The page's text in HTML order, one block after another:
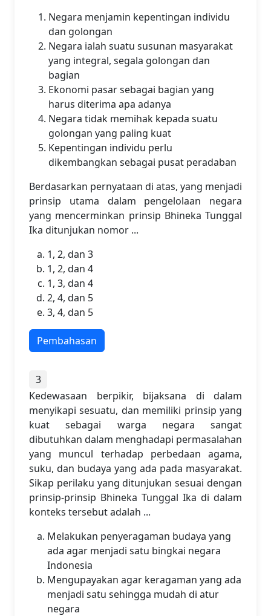
Negara menjamin kepentingan individu
dan golongan
Negara ialah suatu susunan masyarakat
yang integral, segala golongan dan
bagian
Ekonomi pasar sebagai bagian yang
harus diterima apa adanya
Negara tidak memihak kepada suatu
golongan yang paling kuat
Kepentingan individu perlu
dikembangkan sebagai pusat peradaban
Berdasarkan pernyataan di atas, yang menjadi
prinsip utama dalam pengelolaan negara
yang mencerminkan prinsip Bhineka Tunggal
Ika ditunjukan nomor ...
1, 2, dan 3
1, 2, dan 4
1, 3, dan 4
2, 4, dan 5
3, 4, dan 5
Pembahasan
3
Kedewasaan berpikir, bijaksana di dalam
menyikapi sesuatu, dan memiliki prinsip yang
kuat sebagai warga negara sangat
dibutuhkan dalam menghadapi permasalahan
yang muncul terhadap perbedaan agama,
suku, dan budaya yang ada pada masyarakat.
Sikap perilaku yang ditunjukan sesuai dengan
prinsip-prinsip Bhineka Tunggal Ika di dalam
konteks tersebut adalah ...
Melakukan penyeragaman budaya yang
ada agar menjadi satu bingkai negara
Indonesia
Mengupayakan agar keragaman yang ada
menjadi satu sehingga mudah di atur
negara